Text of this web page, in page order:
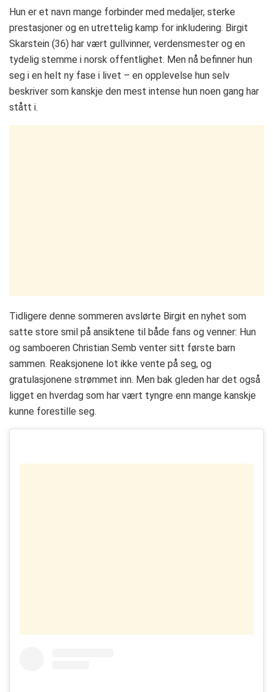
Hun er et navn mange forbinder med medaljer, sterke
prestasjoner og en utrettelig kamp for inkludering. Birgit
Skarstein (36) har vært gullvinner, verdensmester og en
tydelig stemme i norsk offentlighet. Men nå befinner hun
seg i en helt ny fase i livet – en opplevelse hun selv
beskriver som kanskje den mest intense hun noen gang har
stått i.
Tidligere denne sommeren avslørte Birgit en nyhet som
satte store smil på ansiktene til både fans og venner: Hun
og samboeren Christian Semb venter sitt første barn
sammen. Reaksjonene lot ikke vente på seg, og
gratulasjonene strømmet inn. Men bak gleden har det også
ligget en hverdag som har vært tyngre enn mange kanskje
kunne forestille seg.